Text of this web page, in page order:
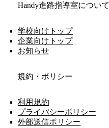
Handy進路指導室について
学校向けトップ
企業向けトップ
お知らせ
規約・ポリシー
利用規約
プライバシーポリシー
外部送信ポリシー